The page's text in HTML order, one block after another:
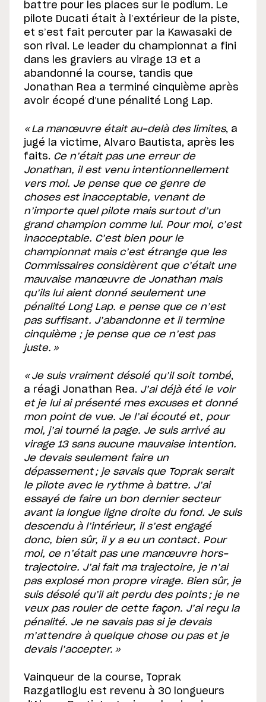
battre pour les places sur le podium. Le
pilote Ducati était à l’extérieur de la piste,
et s’est fait percuter par la Kawasaki de
son rival. Le leader du championnat a fini
dans les graviers au virage 13 et a
abandonné la course, tandis que
Jonathan Rea a terminé cinquième après
avoir écopé d’une pénalité Long Lap.
« La manœuvre était au-delà des limites, a
jugé la victime, Alvaro Bautista, après les
faits. Ce n’était pas une erreur de
Jonathan, il est venu intentionnellement
vers moi. Je pense que ce genre de
choses est inacceptable, venant de
n’importe quel pilote mais surtout d’un
grand champion comme lui. Pour moi, c’est
inacceptable. C’est bien pour le
championnat mais c’est étrange que les
Commissaires considèrent que c’était une
mauvaise manœuvre de Jonathan mais
qu’ils lui aient donné seulement une
pénalité Long Lap. e pense que ce n’est
pas suffisant. J’abandonne et il termine
cinquième ; je pense que ce n’est pas
juste. »
« Je suis vraiment désolé qu’il soit tombé,
a réagi Jonathan Rea. J’ai déjà été le voir
et je lui ai présenté mes excuses et donné
mon point de vue. Je l’ai écouté et, pour
moi, j’ai tourné la page. Je suis arrivé au
virage 13 sans aucune mauvaise intention.
Je devais seulement faire un
dépassement ; je savais que Toprak serait
le pilote avec le rythme à battre. J’ai
essayé de faire un bon dernier secteur
avant la longue ligne droite du fond. Je suis
descendu à l’intérieur, il s’est engagé
donc, bien sûr, il y a eu un contact. Pour
moi, ce n’était pas une manœuvre hors-
trajectoire. J’ai fait ma trajectoire, je n’ai
pas explosé mon propre virage. Bien sûr, je
suis désolé qu’il ait perdu des points ; je ne
veux pas rouler de cette façon. J’ai reçu la
pénalité. Je ne savais pas si je devais
m’attendre à quelque chose ou pas et je
devais l’accepter. »
Vainqueur de la course, Toprak
Razgatlioglu est revenu à 30 longueurs